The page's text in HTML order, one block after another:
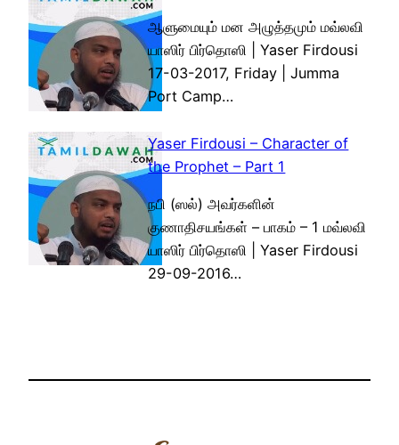
ஆளுமையும் மன அழுத்தமும் மவ்லவி
யாஸிர் பிர்தொஸி | Yaser Firdousi
17-03-2017, Friday | Jumma
Port Camp…
Yaser Firdousi – Character of
the Prophet – Part 1
நபி (ஸல்) அவர்களின்
குணாதிசயங்கள் – பாகம் – 1 மவ்லவி
யாஸிர் பிர்தொஸி | Yaser Firdousi
29-09-2016…